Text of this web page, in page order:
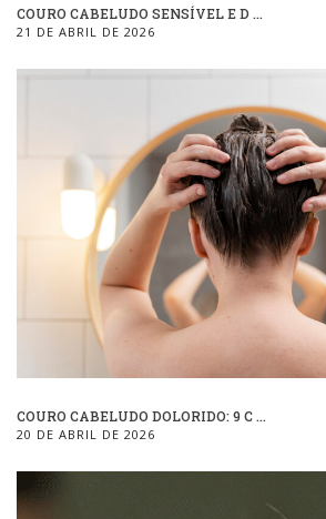
COURO CABELUDO SENSÍVEL E D ...
21 DE ABRIL DE 2026
COURO CABELUDO DOLORIDO: 9 C ...
20 DE ABRIL DE 2026